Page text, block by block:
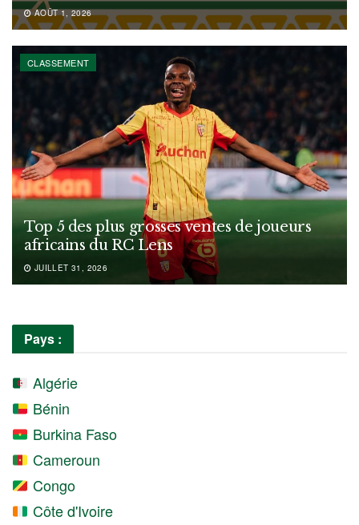
AOÛT 1, 2026
CLASSEMENT
Top 5 des plus grosses ventes de joueurs
africains du RC Lens
JUILLET 31, 2026
Pays :
Algérie
Bénin
Burkina Faso
Cameroun
Congo
Côte d'Ivoire